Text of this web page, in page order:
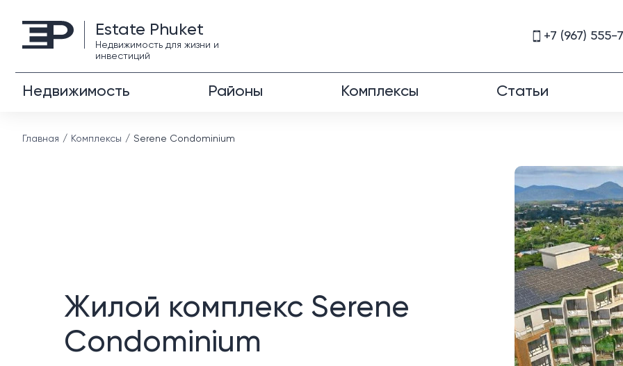
Estate Phuket
Недвижимость для жизни и
инвестиций
+7 (967) 555-
Недвижимость Районы Комплексы Статьи
Главная Комплексы Serene Condominium
Жилой комплекс Serene
Condominium